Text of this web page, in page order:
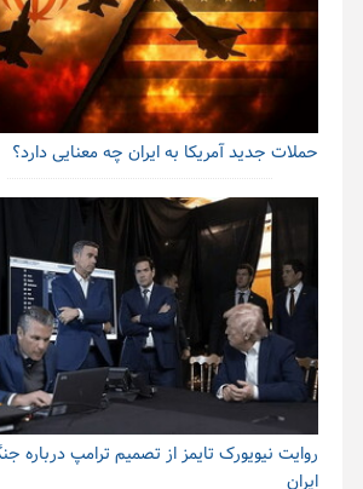
حملات جدید آمریکا به ایران چه معنایی دارد؟
روایت نیویورک تایمز از تصمیم ترامپ درباره
ایران